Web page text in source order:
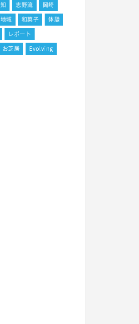
志野流
岡崎
地域 和菓子
体験
レポート
お芝居
Evolving